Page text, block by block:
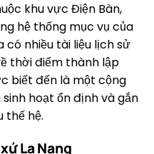
khu vực Điện Bàn,
hệ thống mục vụ của
có nhiều tài liệu lịch sử
thời điểm thành lập
biết đến là một cộng
hoạt ổn định và gắn
thế hệ.
La Nang